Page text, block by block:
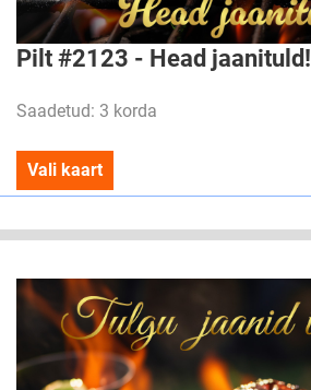
Pilt #2123 - Head jaanituld!
Saadetud: 3 korda
Vali kaart